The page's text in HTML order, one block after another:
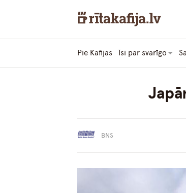
Pie Kafijas Īsi par svarīgo
BNS